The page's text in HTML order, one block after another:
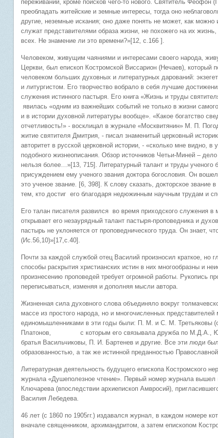
переживаний, кроме поисков чего-то нового. Святитель Феофон
преобладать житейские и земные интересы, тогда оно
другие, неземные искания; оно даже понять не может, как
служат представителями образа жизни, не похожего на их
всех. Не знамение ли это времени?»[12, с.166 ].
Человеком, живущим чаяниями и интересами своего народа,
Церкви, был епископ Костромской Виссарион (Нечаев),
человеком больших духовных и литературных дарований:
и литургистом. Его творчество вобрало в себя лучшие
служения истинного пастыря. Его книга «Жизнь и труды
явилась «одним из важнейших событий не только в жизни
и в истории духовной литературы вообще». «Какое богатство
отчетливость!» - восклицал в журнале «Москвитянин» М. П.
житие святителя Дмитрия, - писал знаменитый церковный
авторитет в русской церковной истории, - «сколько мне видно,
подобного жизнеописания. Обзор источников Четьи-Миней –
нельзя более…»[13, 715]. Литературный талант и труды ученого
присуждением ему ученого звания доктора богословия. Он
это ученое звание. [6, 398]. К слову сказать, докторское
тем, кто достиг его благодаря недюжинным научным трудам и
Его талан писателя развился во время приходского служения
открывает его незаурядный талант пастыря-проповедника и
пастырь не уклоняется от проповеднического труда. Он знает,
(Ис.56,10)»[17,с.40].
Почти за каждой службой отец Василий произносил краткое, но
способы раскрытия христианских истин в них многообразны и
произнесению проповедей требует огромной работы. Рукопись
переписываться, изменяя и дополняя мысли автора.
Жизненная сила духовного слова объединяло вокруг
массе из простого народа, но и многочисленных
единомышленниками в эти годы были: П. М. и С. М. Третьяковы
Платонов, с которым его связывала дружба по М.Д.А., Ю.
братья Васильчиковы, П. И. Бартенев и другие. Все эти люди
образованностью, а так же истинной преданностью
Литературная деятельность будущего епископа Костромского
журнала «Душеполезное чтение». Первый номер журнала вышел
Ключарева (впоследствии архиепископ Амвросий),
Василия Лебедева.
46 лет (с 1860 по 1905гг.) издавался журнал, в каждом номере
вначале священником, архимандритом, а затем епископом